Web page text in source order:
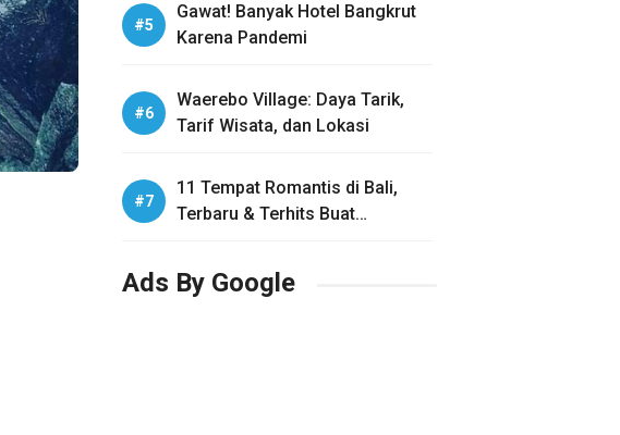
Gawat! Banyak Hotel Bangkrut
Karena Pandemi
Waerebo Village: Daya Tarik,
Tarif Wisata, dan Lokasi
11 Tempat Romantis di Bali,
Terbaru & Terhits Buat
Ads By Google